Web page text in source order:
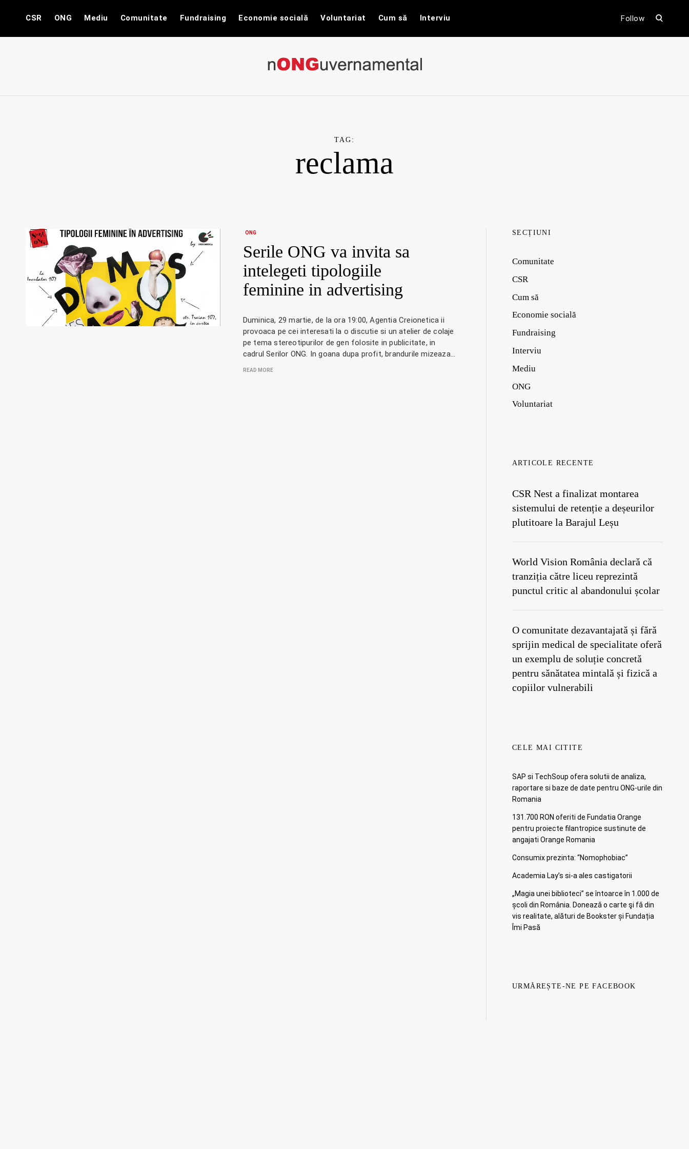
CSR ONG Mediu Comunitate Fundraising Economie socială Voluntariat Cum să Interviu Follow
open
form
nONGuvernamental
TAG:
reclama
ONG
Serile ONG va invita sa
intelegeti tipologiile
feminine in advertising
Duminica, 29 martie, de la ora 19:00, Agentia Creionetica ii
provoaca pe cei interesati la o discutie si un atelier de colaje
pe tema stereotipurilor de gen folosite in publicitate, in
cadrul Serilor ONG. In goana dupa profit, brandurile mizeaza…
READ MORE
SECȚIUNI
Comunitate
CSR
Cum să
Economie socială
Fundraising
Interviu
Mediu
ONG
Voluntariat
ARTICOLE RECENTE
CSR Nest a finalizat montarea
sistemului de retenție a deșeurilor
plutitoare la Barajul Leșu
World Vision România declară că
tranziția către liceu reprezintă
punctul critic al abandonului școlar
O comunitate dezavantajată și fără
sprijin medical de specialitate oferă
un exemplu de soluție concretă
pentru sănătatea mintală și fizică a
copiilor vulnerabili
CELE MAI CITITE
SAP si TechSoup ofera solutii de analiza,
raportare si baze de date pentru ONG-urile din
Romania
131.700 RON oferiti de Fundatia Orange
pentru proiecte filantropice sustinute de
angajati Orange Romania
Consumix prezinta: “Nomophobiac”
Academia Lay’s si-a ales castigatorii
„Magia unei biblioteci” se întoarce în 1.000 de
școli din România. Doneazǎ o carte şi fǎ din
vis realitate, alături de Bookster și Fundația
Îmi Pasă
URMĂREȘTE-NE PE FACEBOOK